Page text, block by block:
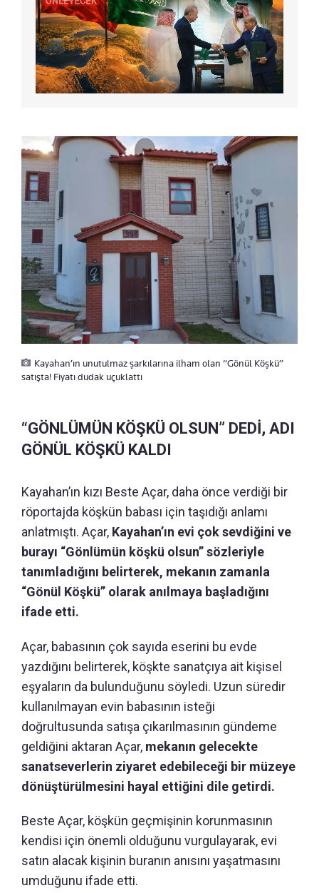
Kayahan’ın unutulmaz şarkılarına ilham olan “Gönül Köşkü”
satışta! Fiyatı dudak uçuklattı
“GÖNLÜMÜN KÖŞKÜ OLSUN” DEDİ, ADI
GÖNÜL KÖŞKÜ KALDI
Kayahan’ın kızı Beste Açar, daha önce verdiği bir
röportajda köşkün babası için taşıdığı anlamı
anlatmıştı. Açar, Kayahan’ın evi çok sevdiğini ve
burayı “Gönlümün köşkü olsun” sözleriyle
tanımladığını belirterek, mekanın zamanla
“Gönül Köşkü” olarak anılmaya başladığını
ifade etti.
Açar, babasının çok sayıda eserini bu evde
yazdığını belirterek, köşkte sanatçıya ait kişisel
eşyaların da bulunduğunu söyledi. Uzun süredir
kullanılmayan evin babasının isteği
doğrultusunda satışa çıkarılmasının gündeme
geldiğini aktaran Açar, mekanın gelecekte
sanatseverlerin ziyaret edebileceği bir müzeye
dönüştürülmesini hayal ettiğini dile getirdi.
Beste Açar, köşkün geçmişinin korunmasının
kendisi için önemli olduğunu vurgulayarak, evi
satın alacak kişinin buranın anısını yaşatmasını
umduğunu ifade etti.